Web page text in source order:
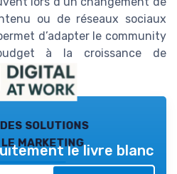
ou de réseaux sociaux
d’adapter le community
à la croissance de
solutions
marketing
le livre blanc